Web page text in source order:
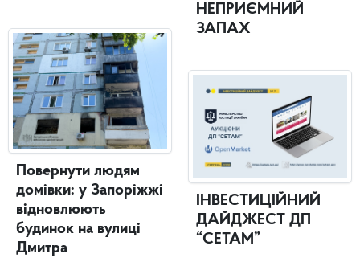
Повернути людям
домівки: у Запоріжжі
відновлюють
будинок на вулиці
Дмитра
НЕПРИЄМНИЙ
ЗАПАХ
ІНВЕСТИЦІЙНИЙ
ДАЙДЖЕСТ ДП
“СЕТАМ”